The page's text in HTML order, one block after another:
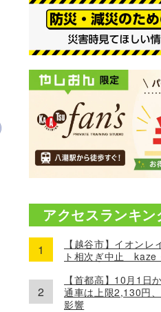
アクセスランキン
【越谷市】イオン
ト相次ぎ中止 kaze
【首都高】10月1
通車は上限2,130円
影響